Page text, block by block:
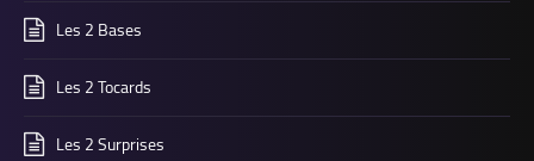
Les 2 Bases
Les 2 Tocards
Les 2 Surprises